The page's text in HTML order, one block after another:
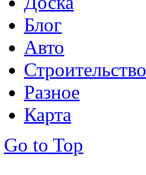
Блог
Авто
Строительство
Разное
Карта
Go to Top